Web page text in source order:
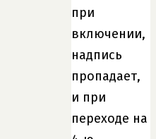
при
включении,
надпись
пропадает,
и при
переходе на